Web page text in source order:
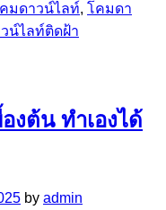
มดาวน์ไลท์, โคมดา
น์ไลท์ติดฝ้า
งต้น ทำเองได้
by admin